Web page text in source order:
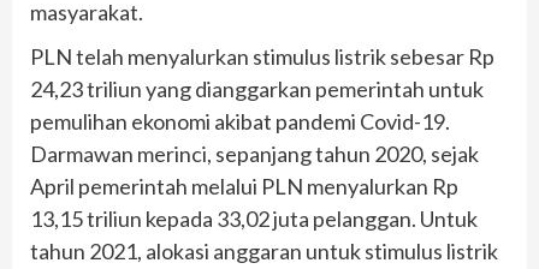
masyarakat.
PLN telah menyalurkan stimulus listrik sebesar Rp
24,23 triliun yang dianggarkan pemerintah untuk
pemulihan ekonomi akibat pandemi Covid-19.
Darmawan merinci, sepanjang tahun 2020, sejak
April pemerintah melalui PLN menyalurkan Rp
13,15 triliun kepada 33,02 juta pelanggan. Untuk
tahun 2021, alokasi anggaran untuk stimulus listrik